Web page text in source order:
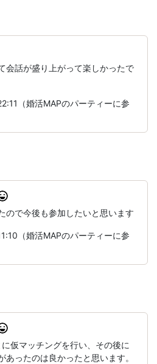
会話が盛り上がって楽しかったで
（婚活MAPのパーティーに参
ので今後も参加したいと思います
（婚活MAPのパーティーに参
仮マッチングを行い、その後に
あったのは良かったと思います。